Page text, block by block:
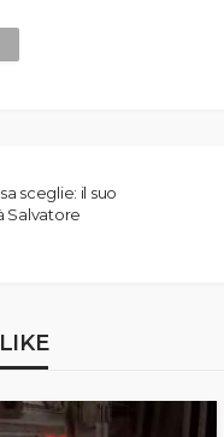
sceglie: il suo
Salvatore